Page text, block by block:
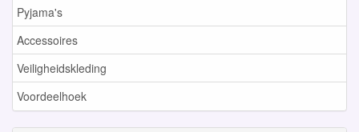
Pyjama's
Accessoires
Veiligheidskleding
Voordeelhoek